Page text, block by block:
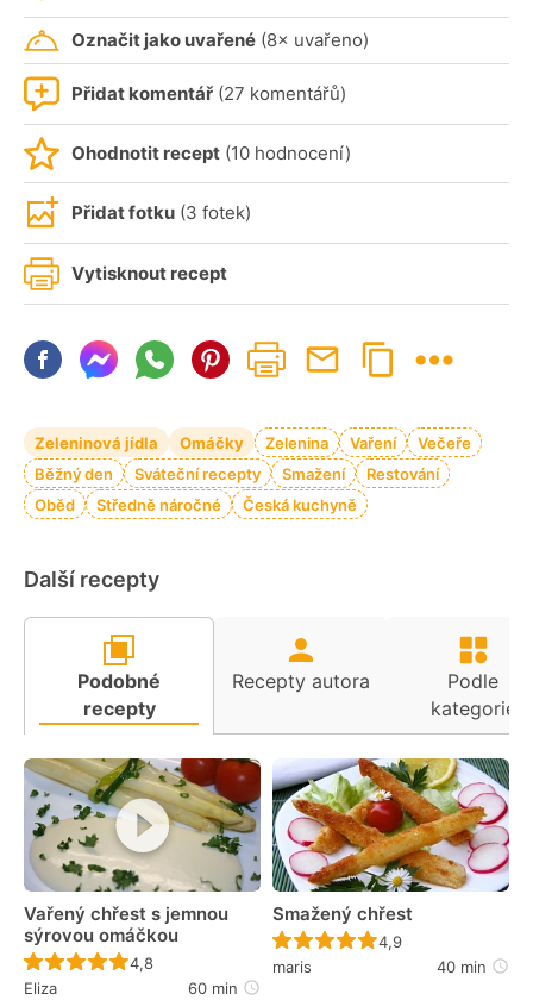
Označit jako uvařené (8× uvařeno)
Přidat komentář (27 komentářů)
Ohodnotit recept (10 hodnocení)
Přidat fotku (3 fotek)
Vytisknout recept
Zeleninová jídla Omáčky Zelenina Vaření
Večeře
Běžný den
Sváteční recepty Smažení
Restování
Oběd
Středně náročné Česká kuchyně
Další recepty
Podobné
recepty
Recepty autora
Podle
kategorie
Vařený chřest s jemnou
sýrovou omáčkou
Recept ještě nebyl hodnocen
4,8
Eliza
60 min
Smažený chřest
Recept ještě nebyl
4,9
maris
40 min